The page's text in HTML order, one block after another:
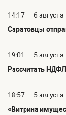
14:17
6 августа
Саратовцы
19:01
5 августа
Рассчитать
18:57
5 августа
«Витрина